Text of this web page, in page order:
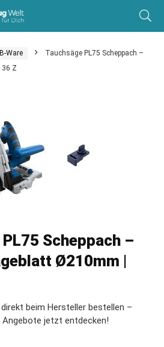
B-Ware
Tauchsäge PL75 Scheppach –
36 Z
Scheppach –
Ø210mm |
beim Hersteller bestellen –
Angebote jetzt entdecken!